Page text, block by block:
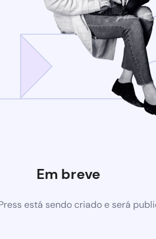
Em breve
está sendo criado e será